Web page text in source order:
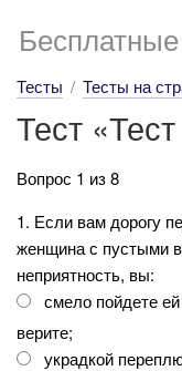
Тесты Тесты на
Тест
Вопрос 1 из 8
1. Если вам дорогу
женщина с пустыми
неприятность, вы:
смело пойдете
верите;
украдкой